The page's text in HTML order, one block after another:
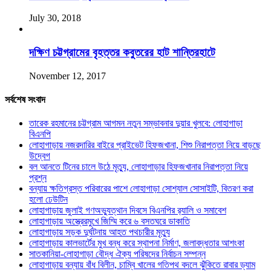
July 30, 2018
দক্ষিণ চট্টগ্রামের বৃহত্তর কবুতরের হাট শান্তিরহাটে
November 12, 2017
সর্বশেষ সংবাদ
তারেক রহমানের চট্টগ্রাম আগমন নতুন সম্ভাবনার দুয়ার খুলবে: লোহাগাড়া
বিএনপি
লোহাগাড়ায় নজরদারির বাইরে প্রাইভেট হিফজখানা, শিশু নিরাপত্তা নিয়ে বাড়ছে
উদ্বেগ
বল আনতে টিনের চালে উঠে মৃত্যু, লোহাগাড়ার হিফজখানার নিরাপত্তা নিয়ে
প্রশ্ন
বন্যায় ক্ষতিগ্রস্ত পরিবারের পাশে লোহাগাড়া সোশ্যাল সোসাইটি, বিতরণ করা
হলো ঢেউটিন
লোহাগাড়ায় জুলাই গণঅভ্যুত্থান দিবসে বিএনপির র‌্যালি ও সমাবেশ
লোহাগাড়ায় অস্ত্রেরমুখে জিম্মি করে ৬ বসতঘরে ডাকাতি
লোহাগাড়ায় সড়ক দুর্ঘটনায় আহত পথচারীর মৃত্যু
লোহাগাড়ায় কালভার্টের মুখ বন্ধ করে স্থাপনা নির্মাণ, জলাবদ্ধতার আশংকা
সাতকানিয়া-লোহাগাড়া বৌদ্ধ ঐক্য পরিষদের নির্বাচন সম্পন্ন
লোহাগাড়ায় বন্যায় বাঁধ বিলীন, চাম্বি খালের গতিপথ বদলে ঝুঁকিতে রাবার ড্যাম